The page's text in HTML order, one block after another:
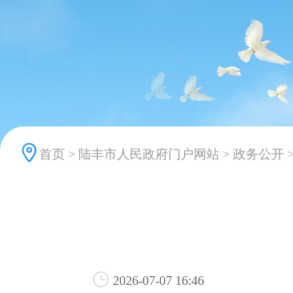
首页 > 陆丰市人民政府门户网站 > 政务公开 >
2026-07-07 16:46